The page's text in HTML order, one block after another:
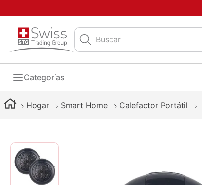
Buscar
Categorías
Hogar Smart Home Calefactor Portátil